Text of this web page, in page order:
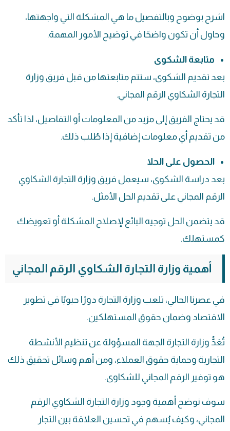
اشرح بوضوح وبالتفصيل ما هي المشكلة التي واجهتها،
وحاول أن تكون واضحًا في توضيح الأمور المهمة.
متابعة الشكوى
بعد تقديم الشكوى، ستتم متابعتها من قبل فريق وزارة
التجارة الشكاوي الرقم المجاني.
قد يحتاج الفريق إلى مزيد من المعلومات أو التفاصيل، لذا تأكد
من تقديم أي معلومات إضافية إذا طُلب ذلك.
الحصول على الحلا
بعد دراسة الشكوى، سيعمل فريق وزارة التجارة الشكاوي
الرقم المجاني على تقديم الحل الأمثل.
قد يتضمن الحل توجيه البائع لإصلاح المشكلة أو تعويضك
كمستهلك.
أهمية وزارة التجارة الشكاوي الرقم المجاني
في عصرنا الحالي، تلعب وزارة التجارة دورًا حيويًا في تطوير
الاقتصاد وضمان حقوق المستهلكين.
تُعَدُّ وزارة التجارة الجهة المسؤولة عن تنظيم الأنشطة
التجارية وحماية حقوق العملاء، ومن أهم وسائل تحقيق ذلك
هو توفير الرقم المجاني للشكاوى.
سوف نوضح أهمية وجود وزارة التجارة الشكاوي الرقم
المجاني، وكيف يُسهم في تحسين العلاقة بين التجار